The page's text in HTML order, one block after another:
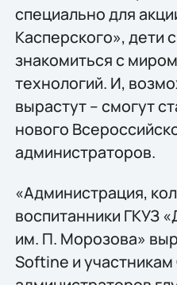
специально для
Касперского», дети
знакомиться с
технологий. И,
вырастут – смогут
нового
администраторов.
«Администрация,
воспитанники ГКУЗ
им. П. Морозова»
Softine и